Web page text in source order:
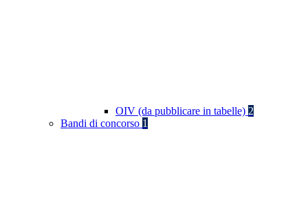
OIV (da pubblicare in tabelle) 2
Bandi di concorso 1